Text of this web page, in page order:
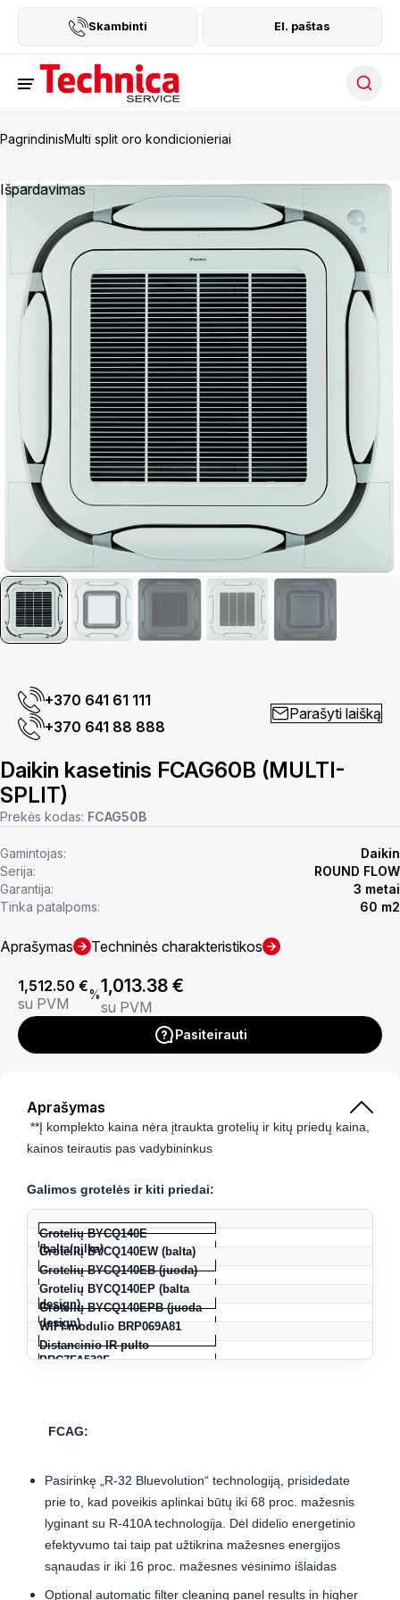
Skambinti El. paštas
PagrindinisMulti split oro kondicionieriai
Išpardavimas
+370 641 61 111
+370 641 88 888
Parašyti laišką
Daikin kasetinis FCAG60B (MULTI-
SPLIT)
Prekės kodas: FCAG50B
Gamintojas:
Daikin
Serija:
ROUND FLOW
Garantija:
3 metai
Tinka patalpoms:
60 m2
Aprašymas Techninės charakteristikos
1,512.50 €
su PVM
%1,013.38 €
su PVM
Pasiteirauti
Aprašymas
**Į komplekto kaina nėra įtraukta grotelių ir kitų priedų kaina,
kainos teirautis pas vadybininkus
Galimos grotelės ir kiti priedai:
Grotelių BYCQ140E
(balta/pilka)
Grotelių BYCQ140EW (balta)
Grotelių BYCQ140EB (juoda)
Grotelių BYCQ140EP (balta
design)
Grotelių BYCQ140EPB (juoda
design)
WIFI modulio BRP069A81
Distancinio IR pulto
BRC7FA532F
Sieninio pulto BRC1H519W/S/K
FCAG:
Pasirinkę „R-32 Bluevolution“ technologiją, prisidedate
prie to, kad poveikis aplinkai būtų iki 68 proc. mažesnis
lyginant su R-410A technologija. Dėl didelio energetinio
efektyvumo tai taip pat užtikrina mažesnes energijos
sąnaudas ir iki 16 proc. mažesnes vėsinimo išlaidas
Optional automatic filter cleaning panel results in higher